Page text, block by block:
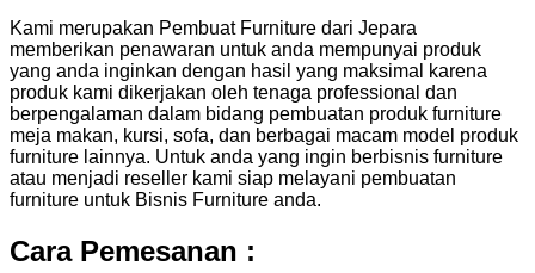
Kami merupakan Pembuat Furniture dari Jepara
memberikan penawaran untuk anda mempunyai produk
yang anda inginkan dengan hasil yang maksimal karena
produk kami dikerjakan oleh tenaga professional dan
berpengalaman dalam bidang pembuatan produk furniture
meja makan, kursi, sofa, dan berbagai macam model produk
furniture lainnya. Untuk anda yang ingin berbisnis furniture
atau menjadi reseller kami siap melayani pembuatan
furniture untuk Bisnis Furniture anda.
Cara Pemesanan :